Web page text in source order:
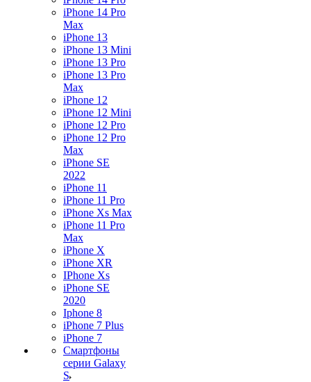
iPhone 14 Pro
Max
iPhone 13
iPhone 13 Mini
iPhone 13 Pro
iPhone 13 Pro
Max
iPhone 12
iPhone 12 Mini
iPhone 12 Pro
iPhone 12 Pro
Max
iPhone SE
2022
iPhone 11
iPhone 11 Pro
iPhone Xs Max
iPhone 11 Pro
Max
iPhone X
iPhone XR
IPhone Xs
iPhone SE
2020
Iphone 8
iPhone 7 Plus
iPhone 7
Смартфоны
серии Galaxy
S